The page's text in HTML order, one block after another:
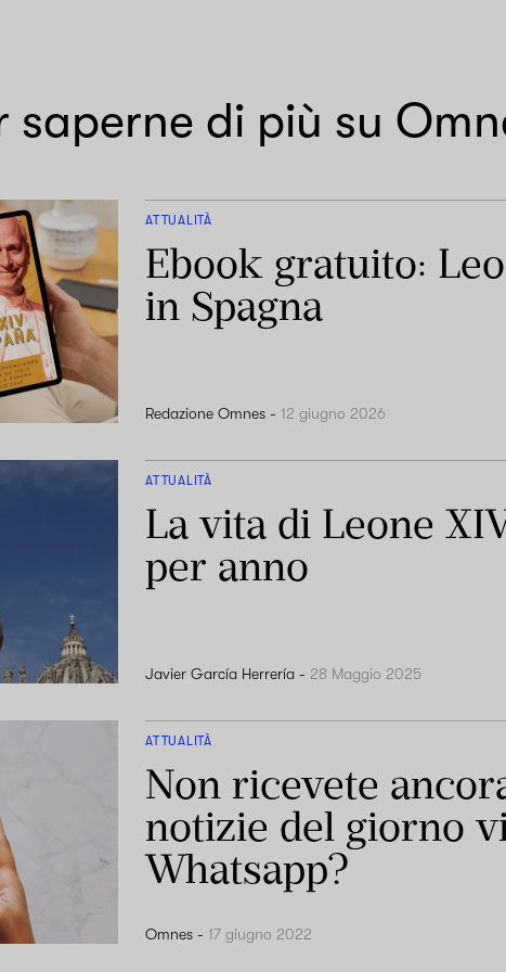
saperne di più su
ATTUALITÀ
Ebook gratuito:
in Spagna
Redazione Omnes - 12 giugno 2026
ATTUALITÀ
La vita di Leone
per anno
Javier García Herrería - 28 Maggio 2025
ATTUALITÀ
Non ricevete
notizie del giorno
Whatsapp?
Omnes - 17 giugno 2022